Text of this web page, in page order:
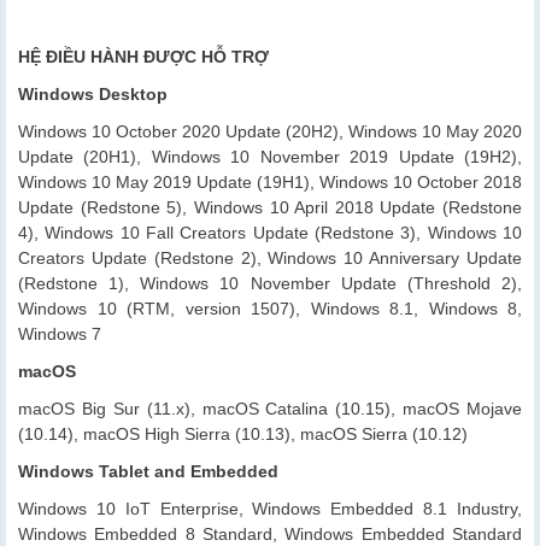
HỆ ĐIỀU HÀNH ĐƯỢC HỖ TRỢ
Windows Desktop
Windows 10 October 2020 Update (20H2), Windows 10 May 2020
Update (20H1), Windows 10 November 2019 Update (19H2),
Windows 10 May 2019 Update (19H1), Windows 10 October 2018
Update (Redstone 5), Windows 10 April 2018 Update (Redstone
4), Windows 10 Fall Creators Update (Redstone 3), Windows 10
Creators Update (Redstone 2), Windows 10 Anniversary Update
(Redstone 1), Windows 10 November Update (Threshold 2),
Windows 10 (RTM, version 1507), Windows 8.1, Windows 8,
Windows 7
macOS
macOS Big Sur (11.x), macOS Catalina (10.15), macOS Mojave
(10.14), macOS High Sierra (10.13), macOS Sierra (10.12)
Windows Tablet and Embedded
Windows 10 IoT Enterprise, Windows Embedded 8.1 Industry,
Windows Embedded 8 Standard, Windows Embedded Standard